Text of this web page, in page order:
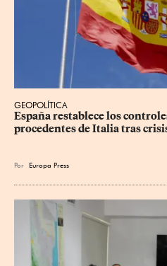
GEOPOLÍTICA
España restablece los
procedentes de Italia tras
Por Europa Press